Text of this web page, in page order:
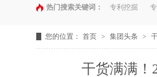
热门搜索关键词： 专利挖掘
您的位置： 首页 > 集团头条 >
干货满满！